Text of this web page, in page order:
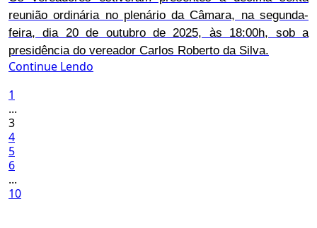
reunião ordinária no plenário da Câmara, na segunda-
feira, dia 20 de outubro de 2025, às 18:00h, sob a
presidência do vereador Carlos Roberto da Silva.
Continue Lendo
1
...
3
4
5
6
...
10